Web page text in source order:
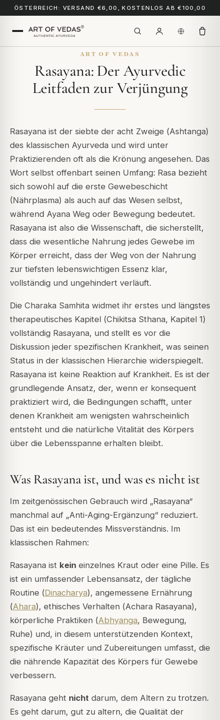
ÖSTERREICH: VERSAND €6,00, KOSTENLOS AB €100,00
ART OF VEDAS
Rasayana: Der Ayurvedic
Leitfaden zur Verjüngung
Rasayana ist der siebte der acht Zweige (Ashtanga)
des klassischen Ayurveda und wird unter
Praktizierenden oft als die Krönung angesehen. Das
Wort selbst offenbart seinen Umfang: Rasa bezieht
sich sowohl auf die erste Gewebeschicht
(Nährplasma) als auch auf das Wesen selbst,
während Ayana Weg oder Bewegung bedeutet.
Rasayana ist also die Wissenschaft, die sicherstellt,
dass die wesentliche Nahrung jedes Gewebe im
Körper erreicht, dass der Weg von der Nahrung
zur tiefsten lebenswichtigen Essenz klar,
vollständig und ungehindert verläuft.
Die Charaka Samhita widmet ihr erstes und längstes
therapeutisches Kapitel (Chikitsa Sthana, Kapitel 1)
vollständig Rasayana, und stellt es vor die
Diskussion jeder spezifischen Krankheit, was seinen
Status in der klassischen Hierarchie widerspiegelt.
Rasayana ist keine Reaktion auf Krankheit. Es ist der
grundlegende Ansatz, der, wenn er konsequent
praktiziert wird, die Bedingungen schafft, unter
denen Krankheit am wenigsten wahrscheinlich
entsteht und die natürliche Vitalität des Körpers
über die Lebensspanne erhalten bleibt.
Was Rasayana ist, und was es nicht ist
Im zeitgenössischen Gebrauch wird „Rasayana“
manchmal auf „Anti-Aging-Ergänzung“ reduziert.
Das ist ein bedeutendes Missverständnis. Im
klassischen Rahmen:
Rasayana ist kein einzelnes Kraut oder eine Pille. Es
ist ein umfassender Lebensansatz, der tägliche
Routine (Dinacharya), angemessene Ernährung
(Ahara), ethisches Verhalten (Achara Rasayana),
körperliche Praktiken (Abhyanga, Bewegung,
Ruhe) und, in diesem unterstützenden Kontext,
spezifische Kräuter und Zubereitungen umfasst, die
die nährende Kapazität des Körpers für Gewebe
verbessern.
Rasayana geht nicht darum, dem Altern zu trotzen.
Es geht darum, gut zu altern, die Qualität der